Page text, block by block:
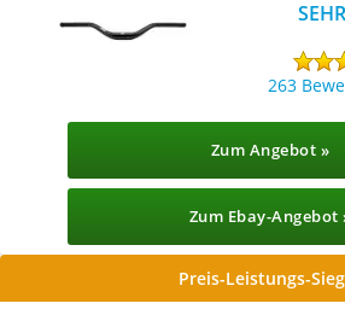
263
Zum Angebot »
Zum Ebay-Angebot
Preis-Leistungs-